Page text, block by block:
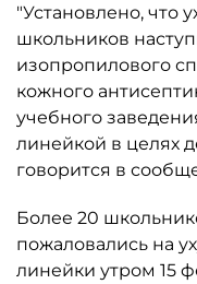
"Установлено, что
школьников
изопропилового
кожного
учебного
линейкой в целях
говорится в
Более 20
пожаловались на
линейки утром 15